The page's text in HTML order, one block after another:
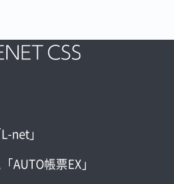
net」
AUTO帳票EX」